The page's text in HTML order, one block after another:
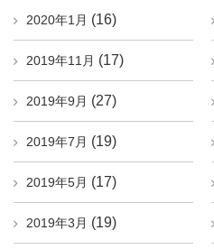
2020年1月 (16)
2019年11月 (17)
2019年9月 (27)
2019年7月 (19)
2019年5月 (17)
2019年3月 (19)